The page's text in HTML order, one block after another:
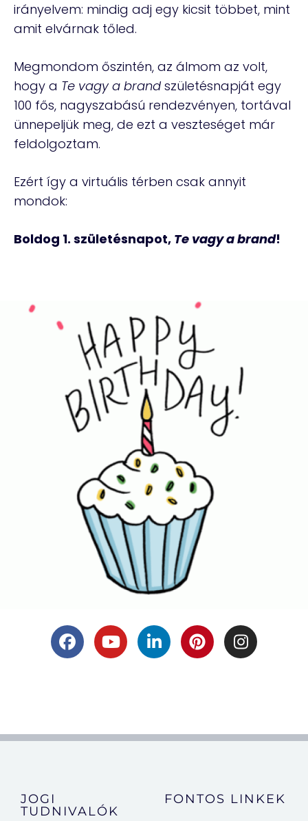
irányelvem: mindig adj egy kicsit többet, mint
amit elvárnak tőled.
Megmondom őszintén, az álmom az volt,
hogy a Te vagy a brand születésnapját egy
100 fős, nagyszabású rendezvényen, tortával
ünnepeljük meg, de ezt a veszteséget már
feldolgoztam.
Ezért így a virtuális térben csak annyit
mondok:
Boldog 1. születésnapot, Te vagy a brand!
JOGI
TUDNIVALÓK
FONTOS LINKEK